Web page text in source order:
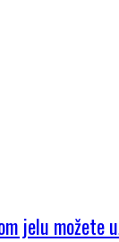
jelu možete